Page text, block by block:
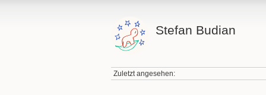
Stefan Budian
Zuletzt angesehen: